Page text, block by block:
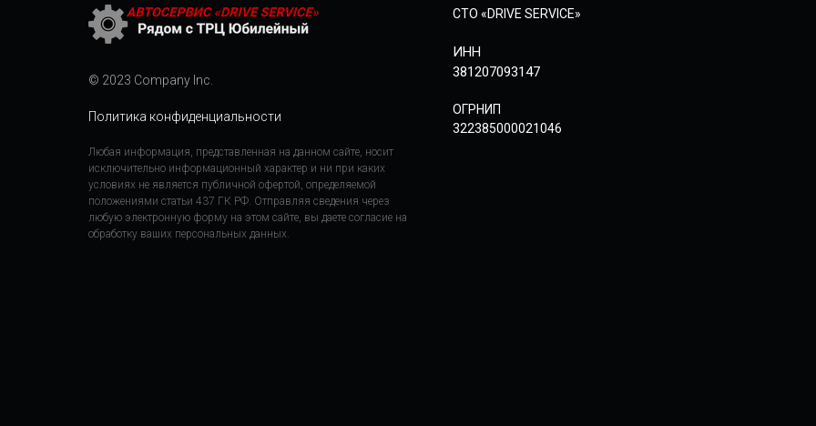
© 2023 Company Inc.
Политика конфиденциальности
Любая информация, представленная на данном сайте, носит
исключительно информационный характер и ни при каких
условиях не является публичной офертой, определяемой
положениями статьи 437 ГК РФ. Отправляя сведения через
любую электронную форму на этом сайте, вы даете согласие на
обработку ваших персональных данных.
СТО «DRIVE SERVICE»
ИНН
381207093147
ОГРНИП
322385000021046